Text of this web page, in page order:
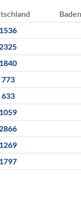
1536
2325
1840
773
633
1059
2866
1269
1797